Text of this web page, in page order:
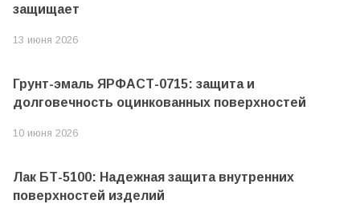
защищает
13 июня 2026
Грунт-эмаль ЯРФАСТ-0715: защита и
долговечность оцинкованных поверхностей
10 июня 2026
Лак БТ-5100: Надежная защита внутренних
поверхностей изделий